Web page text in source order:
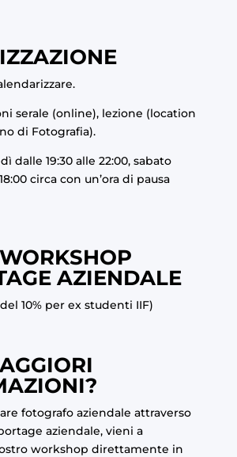
serale (online), lezione (location
di Fotografia).
dalle 19:30 alle 22:00, sabato
circa con un’ora di pausa
AZIENDALE
10% per ex studenti IIF)
fotografo aziendale attraverso
aziendale, vieni a
workshop direttamente in